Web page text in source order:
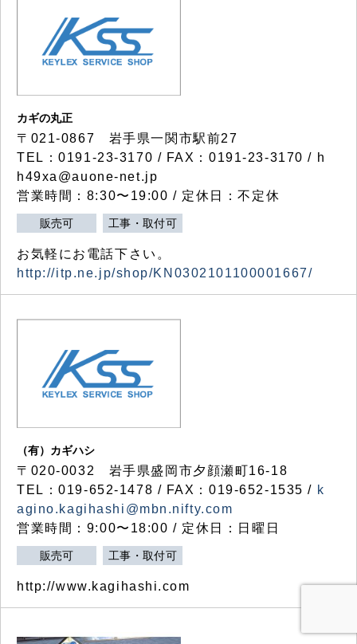
カギの丸正
〒021-0867 岩手県一関市駅前27
TEL：0191-23-3170 / FAX：0191-23-3170 / h
h49xa@auone-net.jp
営業時間：8:30〜19:00 / 定休日：不定休
販売可 工事・取付可
お気軽にお電話下さい。
http://itp.ne.jp/shop/KN0302101100001667/
（有）カギハシ
〒020-0032 岩手県盛岡市夕顔瀬町16-18
TEL：019-652-1478 / FAX：019-652-1535 / k
agino.kagihashi@mbn.nifty.com
営業時間：9:00〜18:00 / 定休日：日曜日
販売可 工事・取付可
http://www.kagihashi.com